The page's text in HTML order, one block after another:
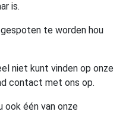
is.
te worden hou
niet kunt vinden op onze
contact met ons op.
ook één van onze